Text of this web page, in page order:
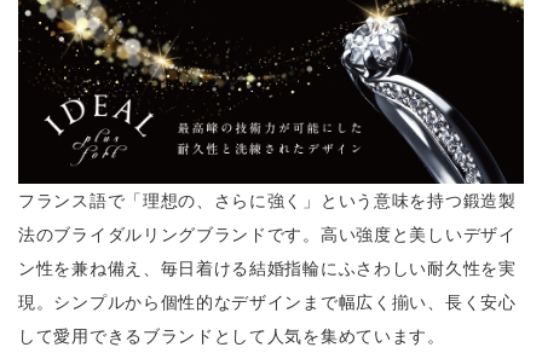
フランス語で「理想の、さらに強く」という意味を持つ鍛造製
法のブライダルリングブランドです。高い強度と美しいデザイ
ン性を兼ね備え、毎日着ける結婚指輪にふさわしい耐久性を実
現。シンプルから個性的なデザインまで幅広く揃い、長く安心
して愛用できるブランドとして人気を集めています。